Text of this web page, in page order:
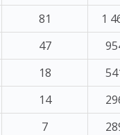
81
1
47
18
14
7